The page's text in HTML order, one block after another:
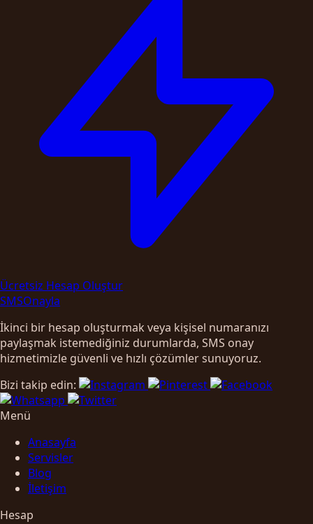
Ücretsiz Hesap Oluştur
SMSOnayla
İkinci bir hesap oluşturmak veya kişisel numaranızı
paylaşmak istemediğiniz durumlarda, SMS onay
hizmetimizle güvenli ve hızlı çözümler sunuyoruz.
Bizi takip edin:
Menü
Anasayfa
Servisler
Blog
İletişim
Hesap